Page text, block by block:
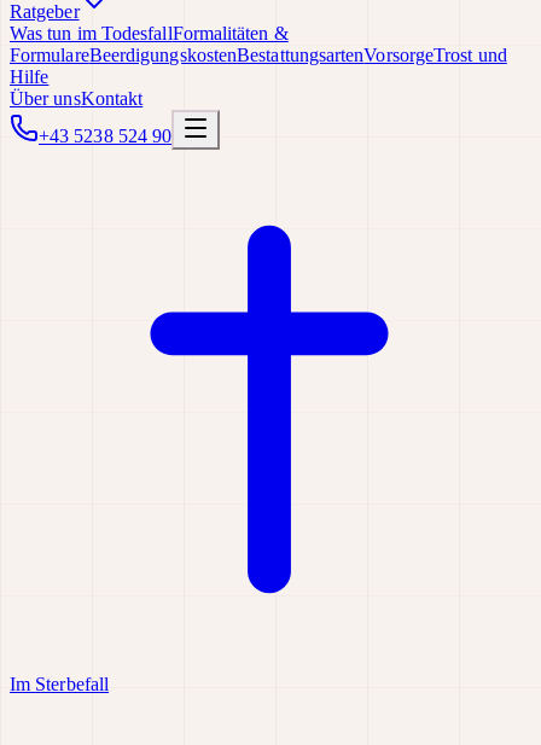
Ratgeber
Was tun im TodesfallFormalitäten &
FormulareBeerdigungskostenBestattungsartenVorsorgeTrost und
Hilfe
Über unsKontakt
+43 5238 524 90
Im Sterbefall